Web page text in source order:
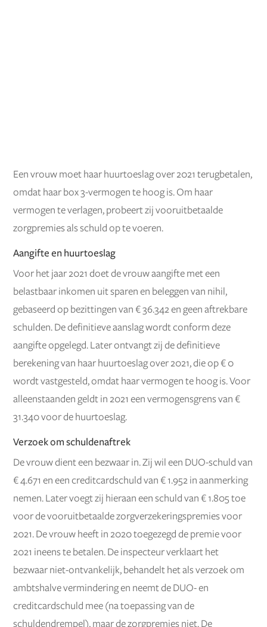
Een vrouw moet haar huurtoeslag over 2021 terugbetalen,
omdat haar box 3-vermogen te hoog is. Om haar
vermogen te verlagen, probeert zij vooruitbetaalde
zorgpremies als schuld op te voeren.
Aangifte en huurtoeslag
Voor het jaar 2021 doet de vrouw aangifte met een
belastbaar inkomen uit sparen en beleggen van nihil,
gebaseerd op bezittingen van € 36.342 en geen aftrekbare
schulden. De definitieve aanslag wordt conform deze
aangifte opgelegd. Later ontvangt zij de definitieve
berekening van haar huurtoeslag over 2021, die op € 0
wordt vastgesteld, omdat haar vermogen te hoog is. Voor
alleenstaanden geldt in 2021 een vermogensgrens van €
31.340 voor de huurtoeslag.
Verzoek om schuldenaftrek
De vrouw dient een bezwaar in. Zij wil een DUO-schuld van
€ 4.671 en een creditcardschuld van € 1.952 in aanmerking
nemen. Later voegt zij hieraan een schuld van € 1.805 toe
voor de vooruitbetaalde zorgverzekeringspremies voor
2021. De vrouw heeft in 2020 toegezegd de premie voor
2021 ineens te betalen. De inspecteur verklaart het
bezwaar niet-ontvankelijk, behandelt het als verzoek om
ambtshalve vermindering en neemt de DUO- en
creditcardschuld mee (na toepassing van de
schuldendrempel), maar de zorgpremies niet. De